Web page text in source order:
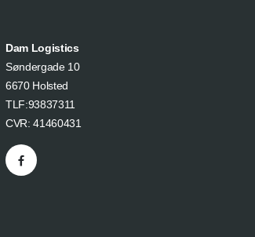
Dam Logistics
Søndergade 10
6670 Holsted
TLF:93837311
CVR: 41460431